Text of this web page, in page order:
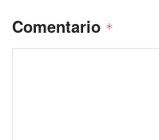
Comentario *